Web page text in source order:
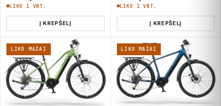
LIKO 1 VNT.
Į KREPŠELĮ
LIKO 1 VNT.
Į KREPŠELĮ
LIKO MAŽAI LIKO MAŽAI